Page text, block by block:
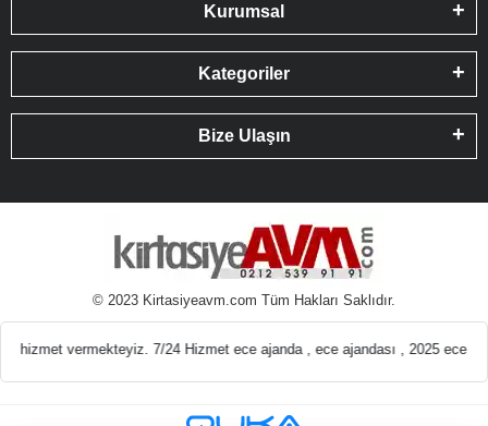
Kurumsal
Kategoriler
Bize Ulaşın
© 2023 Kirtasiyeavm.com Tüm Hakları Saklıdır.
En ucuz